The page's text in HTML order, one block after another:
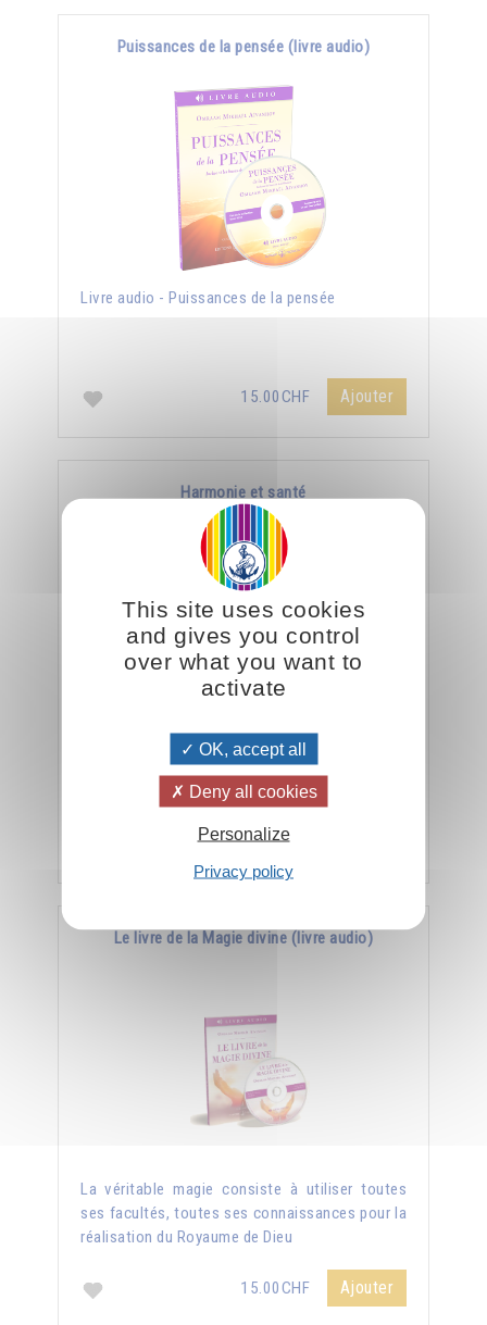
Puissances de la pensée (livre audio)
Livre audio - Puissances de la pensée
15.00CHF Ajouter
Harmonie et santé
La meilleure arme contre la maladie, c’est
15.00CHF
Le livre de la Magie divine (livre audio)
La véritable magie consiste à utiliser toutes
ses facultés, toutes ses connaissances pour la
réalisation du Royaume de Dieu
15.00CHF Ajouter
This site uses cookies
and gives you control
over what you want to
activate
OK, accept all
Deny all cookies
Personalize
Privacy policy